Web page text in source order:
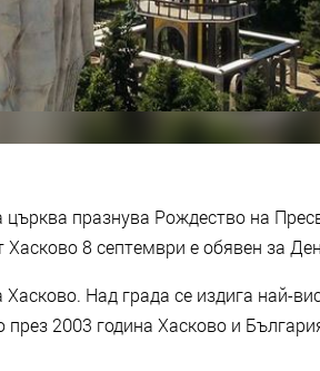
празнува Рождество на
8 септември е обявен за
Над града се издига най-
2003 година Хасково и